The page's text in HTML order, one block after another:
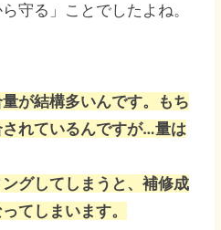
守る」ことでしたよね。
が結構多いんです。もち
れているんですが…量は
グしてしまうと、補修成
てしまいます。